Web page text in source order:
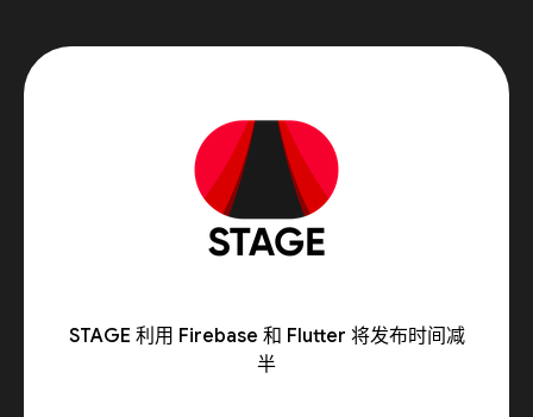
STAGE 利用 Firebase 和 Flutter 将发布时间减
半